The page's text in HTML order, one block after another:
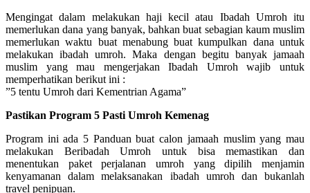
Mengingat dalam melakukan haji kecil atau Ibadah Umroh itu
memerlukan dana yang banyak, bahkan buat sebagian kaum muslim
memerlukan waktu buat menabung buat kumpulkan dana untuk
melakukan ibadah umroh. Maka dengan begitu banyak jamaah
muslim yang mau mengerjakan Ibadah Umroh wajib untuk
memperhatikan berikut ini :
”5 tentu Umroh dari Kementrian Agama”
Pastikan Program 5 Pasti Umroh Kemenag
Program ini ada 5 Panduan buat calon jamaah muslim yang mau
melakukan Beribadah Umroh untuk bisa memastikan dan
menentukan paket perjalanan umroh yang dipilih menjamin
kenyamanan dalam melaksanakan ibadah umroh dan bukanlah
travel penipuan.